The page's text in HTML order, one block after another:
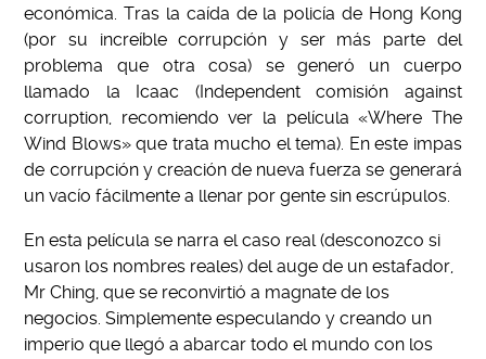
económica. Tras la caída de la policía de Hong Kong
(por su increíble corrupción y ser más parte del
problema que otra cosa) se generó un cuerpo
llamado la Icaac (Independent comisión against
corruption, recomiendo ver la película «Where The
Wind Blows» que trata mucho el tema). En este impas
de corrupción y creación de nueva fuerza se generará
un vacío fácilmente a llenar por gente sin escrúpulos.
En esta película se narra el caso real (desconozco si
usaron los nombres reales) del auge de un estafador,
Mr Ching, que se reconvirtió a magnate de los
negocios. Simplemente especulando y creando un
imperio que llegó a abarcar todo el mundo con los